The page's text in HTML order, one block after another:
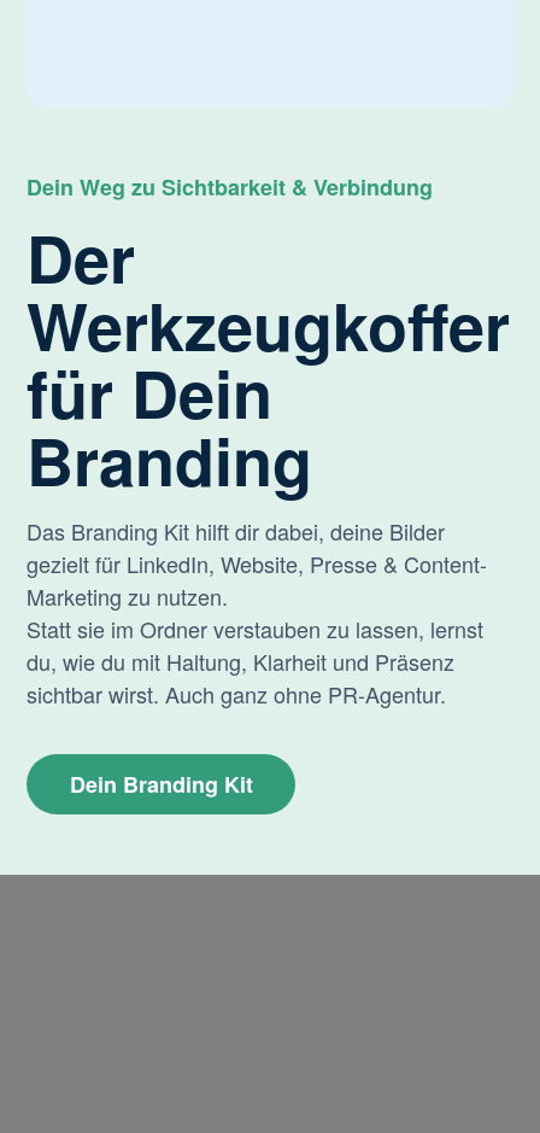
Dein Weg zu Sichtbarkeit & Verbindung
Der
Werkzeugkoffer
für Dein
Branding
Das Branding Kit hilft dir dabei, deine Bilder
gezielt für LinkedIn, Website, Presse & Content-
Marketing zu nutzen.
Statt sie im Ordner verstauben zu lassen, lernst
du, wie du mit Haltung, Klarheit und Präsenz
sichtbar wirst. Auch ganz ohne PR-Agentur.
Dein Branding Kit